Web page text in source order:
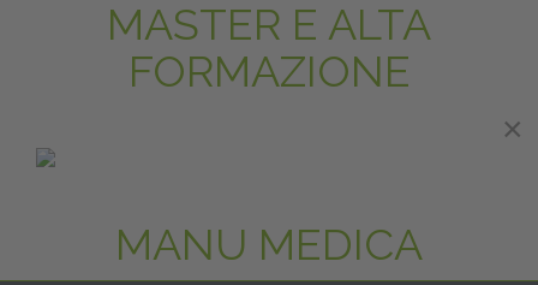
MASTER E ALTA
FORMAZIONE
MANU MEDICA
×
×